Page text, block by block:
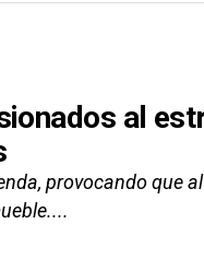
al
provocando que